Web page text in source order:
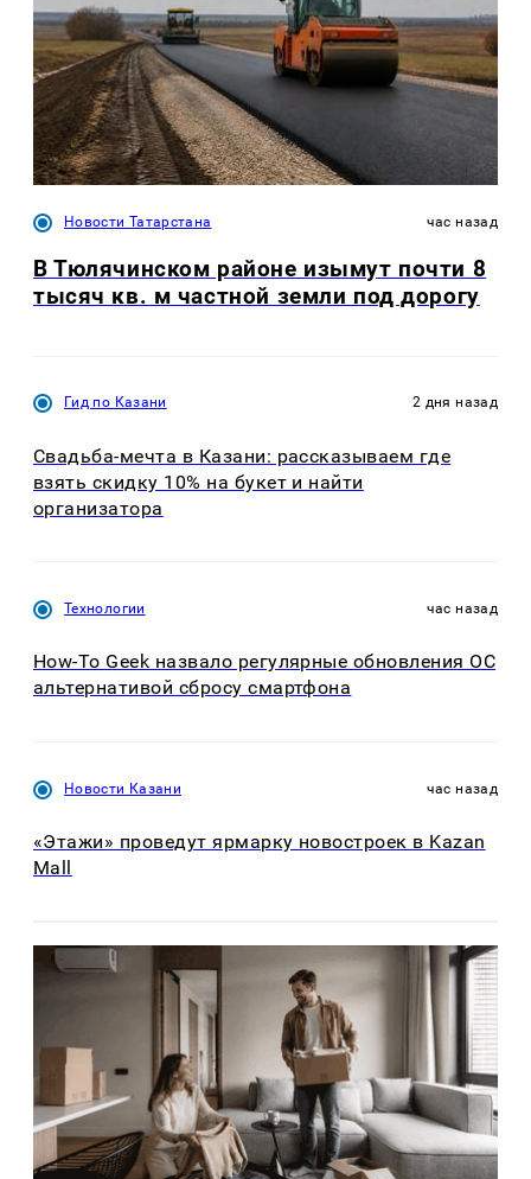
Новости Татарстана час назад
В Тюлячинском районе изымут почти 8
тысяч кв. м частной земли под дорогу
Гид по Казани 2 дня назад
Свадьба-мечта в Казани: рассказываем где
взять скидку 10% на букет и найти
организатора
Технологии час назад
How-To Geek назвало регулярные обновления ОС
альтернативой сбросу смартфона
Новости Казани час назад
«Этажи» проведут ярмарку новостроек в Kazan
Mall